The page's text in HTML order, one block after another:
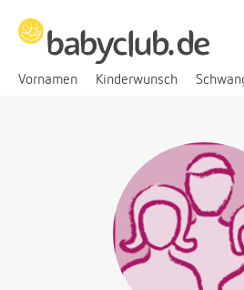
Vornamen Kinderwunsch